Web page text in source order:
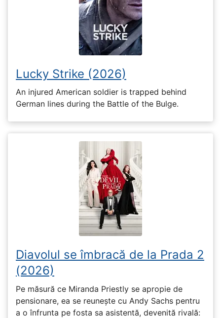
Lucky Strike (2026)
An injured American soldier is trapped behind
German lines during the Battle of the Bulge.
Diavolul se îmbracă de la Prada 2
(2026)
Pe măsură ce Miranda Priestly se apropie de
pensionare, ea se reunește cu Andy Sachs pentru
a o înfrunta pe fosta sa asistentă, devenită rivală: